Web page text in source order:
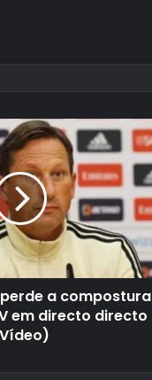
a compostura
em directo directo